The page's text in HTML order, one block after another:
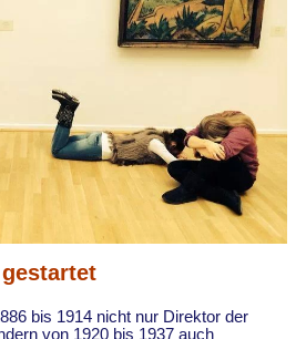
bis 1914 nicht nur Direktor der
von 1920 bis 1937 auch